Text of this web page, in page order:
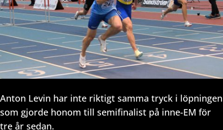
Anton Levin har inte riktigt samma tryck i löpningen
som gjorde honom till semifinalist på inne-EM för
tre år sedan.